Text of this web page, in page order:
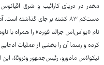
مخدر در دریای کارائیب و شرق
دست‌کم ۸۳ کشته بر جای گذاشته
نام «یواس‌اس جرالد فورد» را همراه با
کرده و رسما آن را بخشی از عملیات
نیکولاس مادورو، رئیس‌جمهور ونزوئلا،